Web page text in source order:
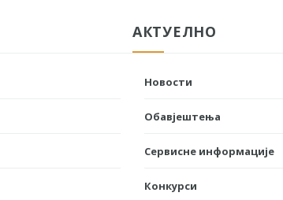
АКТУЕЛНО
Новости
Обавјештења
Сервисне информације
Конкурси